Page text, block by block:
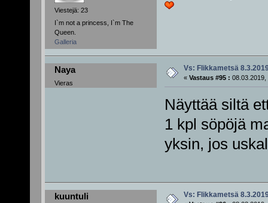
Viestejä: 23
I`m not a princess, I`m The
Queen.
Galleria
Naya
Vieras
Vs: Flikkametsä
« Vastaus #95 : 08.03.2019,
Näyttää siltä
1 kpl söpöjä
yksin, jos
kuuntuli Vs: Flikkametsä